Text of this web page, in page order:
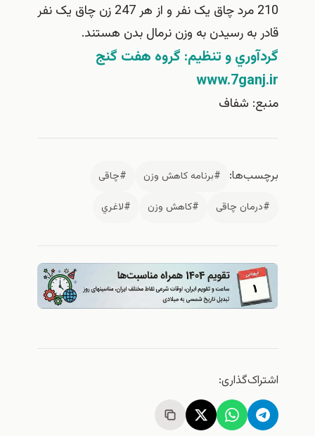
210 مرد چاق یک نفر و از هر 247 زن چاق یک نفر
به رسیدن به وزن نرمال بدن هستند.
و تنظيم: گروه هفت گنج
شفاف
#برنامه كاهش وزن
#چاقی
#كاهش وزن #لاغري